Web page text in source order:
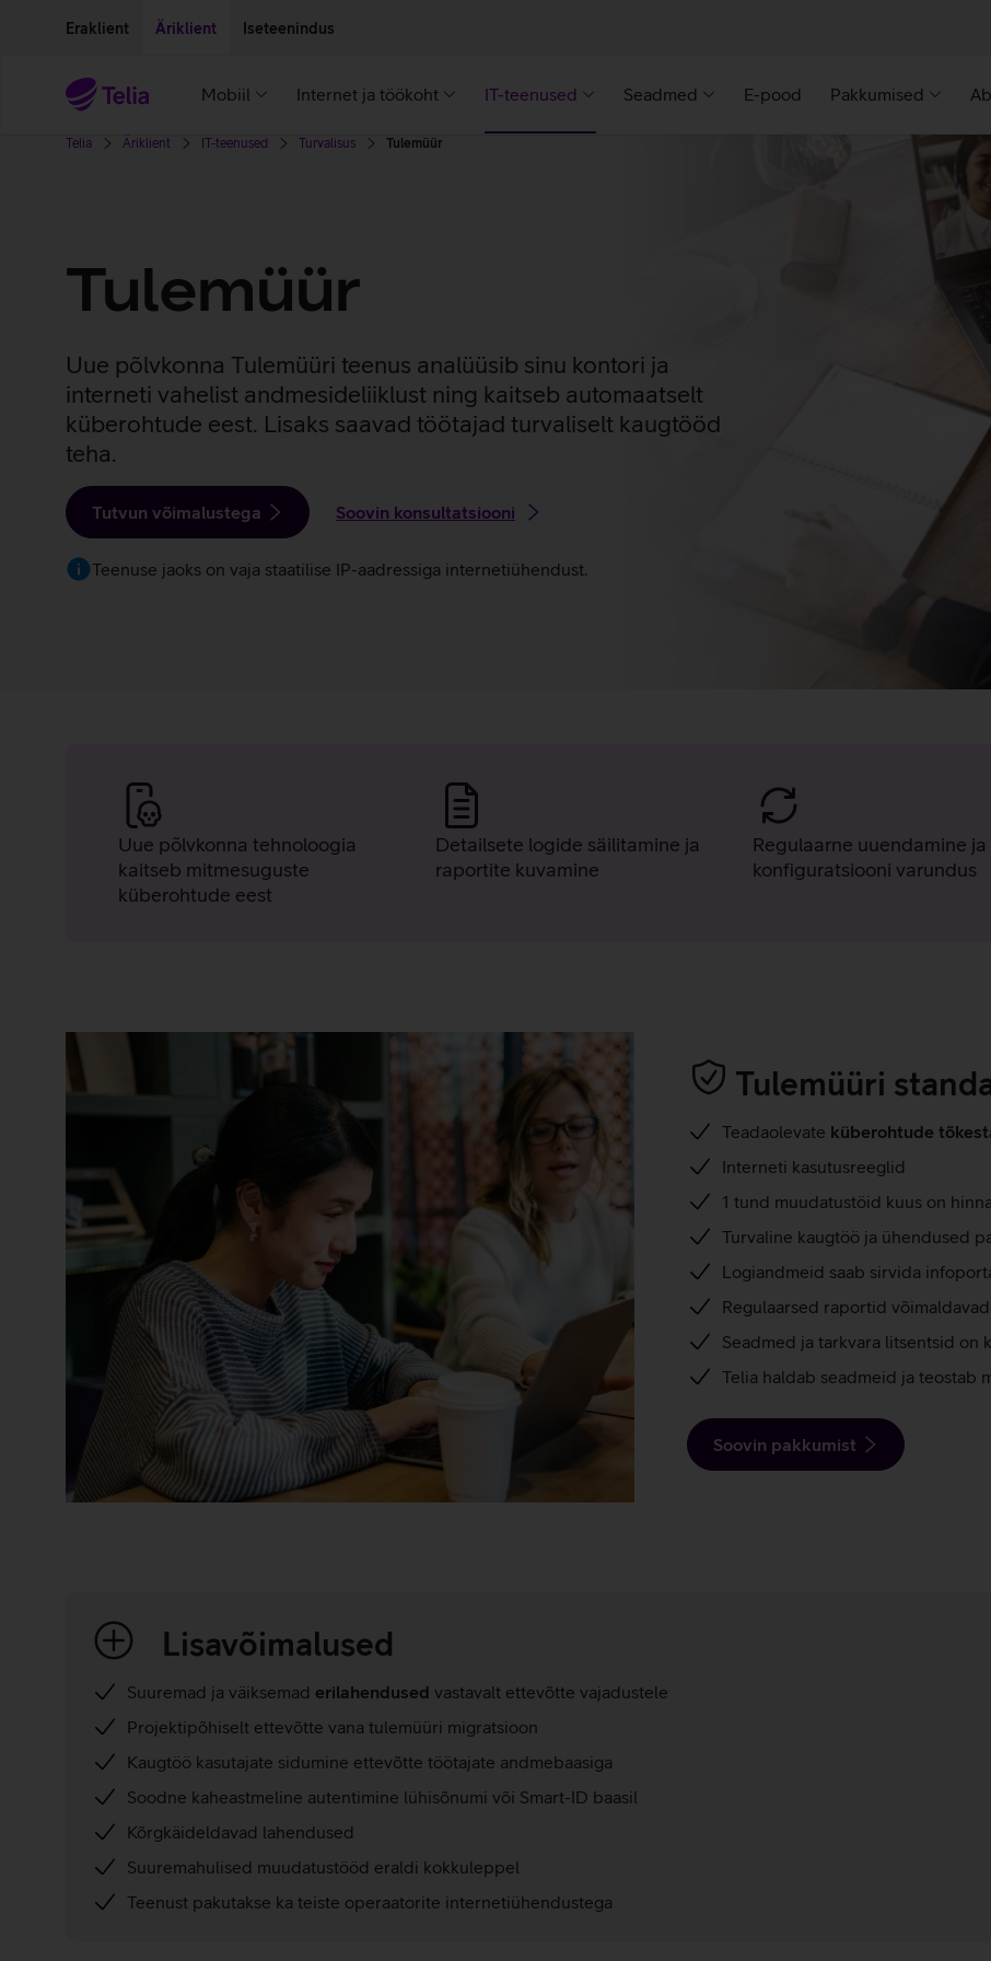
Eraklient Äriklient Iseteenindus
Mobiil Internet ja töökoht IT-teenused Seadmed E-pood Pakkumised
Telia Äriklient IT-teenused Turvalisus Tulemüür
Tulemüür
Uue põlvkonna Tulemüüri teenus analüüsib sinu kontori ja
interneti vahelist andmesideliiklust ning kaitseb automaatselt
küberohtude eest. Lisaks saavad töötajad turvaliselt kaugtööd
teha.
Tutvun võimalustega Soovin konsultatsiooni
Teenuse jaoks on vaja staatilise IP-aadressiga internetiühendust.
Tulemüüri
eelised
Uue põlvkonna tehnoloogia
kaitseb mitmesuguste
küberohtude eest
Detailsete logide säilitamine ja
raportite kuvamine
Regulaarne uuendamine ja
konfiguratsiooni varundus
Tulemüüri
Teadaolevate küberohtude
Interneti kasutusreeglid
1 tund muudatustöid kuus on
Turvaline kaugtöö ja ühendused
Logiandmeid saab sirvida
Regulaarsed raportid
Seadmed ja tarkvara litsentsid on
Telia haldab seadmeid ja teostab
Soovin pakkumist
Lisavõimalused
Suuremad ja väiksemad erilahendused vastavalt ettevõtte vajadustele
Projektipõhiselt ettevõtte vana tulemüüri migratsioon
Kaugtöö kasutajate sidumine ettevõtte töötajate andmebaasiga
Soodne kaheastmeline autentimine lühisõnumi või Smart-ID baasil
Kõrgkäideldavad lahendused
Suuremahulised muudatustööd eraldi kokkuleppel
Teenust pakutakse ka teiste operaatorite internetiühendustega